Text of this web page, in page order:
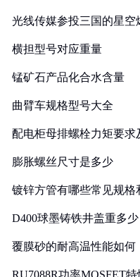
光线传媒参投三国的星空
横担型号对应重量
锰矿石产品化合水含量
曲臂车规格型号大全
配电柜母排螺栓力矩要求
膨胀螺丝尺寸是多少
镀锌方管有哪些常见规格
D400球墨铸铁井盖重多少
覆膜砂的耐高温性能如何
RU7088R功率MOSFET